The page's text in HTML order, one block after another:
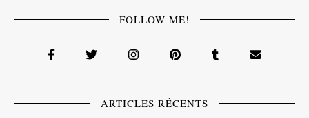
FOLLOW ME!
ARTICLES RÉCENTS